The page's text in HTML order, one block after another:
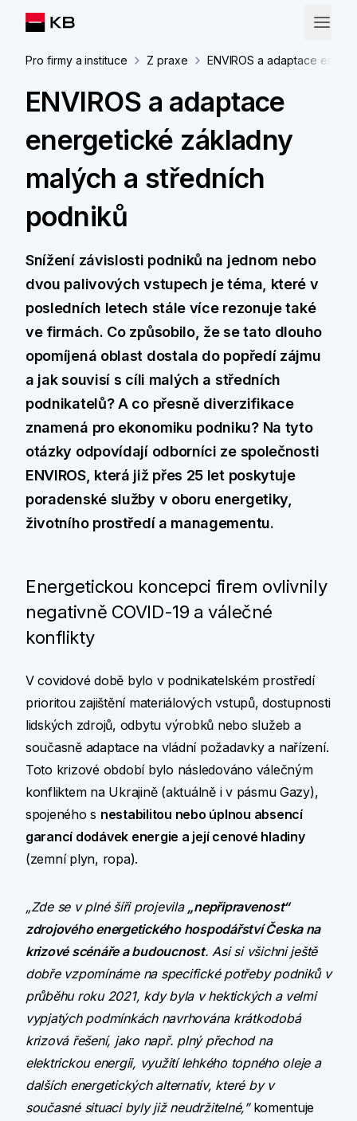
Pro firmy a instituce Z praxe ENVIROS a adaptace
ENVIROS a adaptace
energetické základny
malých a středních
podniků
Snížení závislosti podniků na jednom nebo
dvou palivových vstupech je téma, které v
posledních letech stále více rezonuje také
ve firmách. Co způsobilo, že se tato dlouho
opomíjená oblast dostala do popředí zájmu
a jak souvisí s cíli malých a středních
podnikatelů? A co přesně diverzifikace
znamená pro ekonomiku podniku? Na tyto
otázky odpovídají odborníci ze společnosti
ENVIROS, která již přes 25 let poskytuje
poradenské služby v oboru energetiky,
životního prostředí a managementu.
Energetickou koncepci firem ovlivnily
negativně COVID-19 a válečné
konflikty
V covidové době bylo v podnikatelském prostředí
prioritou zajištění materiálových vstupů, dostupnosti
lidských zdrojů, odbytu výrobků nebo služeb a
současně adaptace na vládní požadavky a nařízení.
Toto krizové období bylo následováno válečným
konfliktem na Ukrajině (aktuálně i v pásmu Gazy),
spojeného s nestabilitou nebo úplnou absencí
garancí dodávek energie a její cenové hladiny
(zemní plyn, ropa).
„Zde se v plné šíři projevila „nepřipravenost“
zdrojového energetického hospodářství Česka na
krizové scénáře a budoucnost. Asi si všichni ještě
dobře vzpomínáme na specifické potřeby podniků v
průběhu roku 2021, kdy byla v hektických a velmi
vypjatých podmínkách navrhována krátkodobá
krizová řešení, jako např. plný přechod na
elektrickou energii, využití lehkého topného oleje a
dalších energetických alternativ, které by v
současné situaci byly již neudržitelné,”komentuje